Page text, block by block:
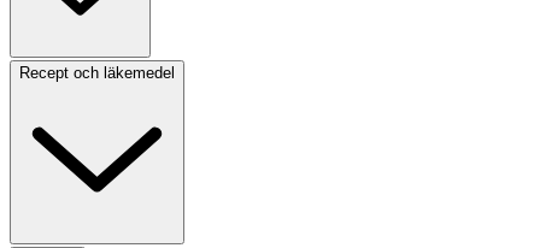
Recept och läkemedel